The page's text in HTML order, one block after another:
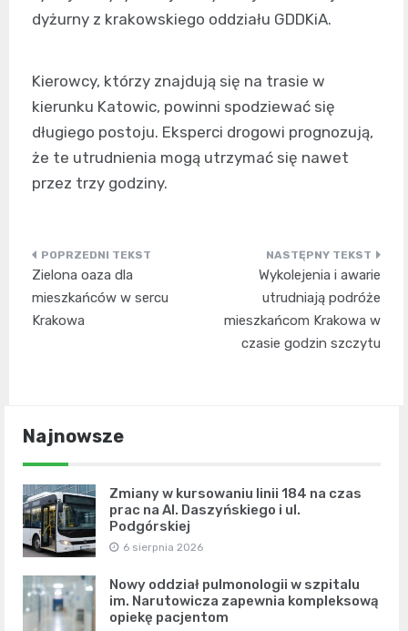
dyżurny z krakowskiego oddziału GDDKiA.
Kierowcy, którzy znajdują się na trasie w
kierunku Katowic, powinni spodziewać się
długiego postoju. Eksperci drogowi prognozują,
że te utrudnienia mogą utrzymać się nawet
przez trzy godziny.
Nawigacja
wpisu
Zielona oaza dla
mieszkańców w sercu
Krakowa
Wykolejenia i awarie
utrudniają podróże
mieszkańcom Krakowa w
czasie godzin szczytu
Najnowsze
Zmiany w kursowaniu linii 184 na czas
prac na Al. Daszyńskiego i ul.
Podgórskiej
6 sierpnia 2026
Nowy oddział pulmonologii w szpitalu
im. Narutowicza zapewnia kompleksową
opiekę pacjentom